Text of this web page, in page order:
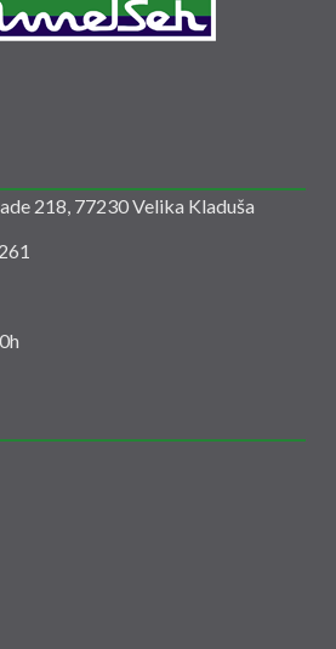
218, 77230 Velika Kladuša